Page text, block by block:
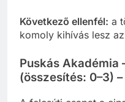
Következő ellenfél: a
komoly kihívás lesz
Puskás Akadémia
(összesítés: 0–3) –